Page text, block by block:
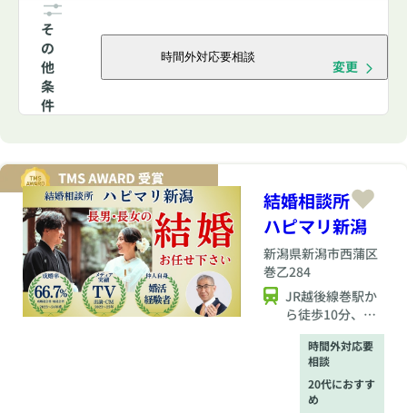
そ
の
他
条
件
時間外対応要相談
変更
結婚相談所
ハピマリ新潟
新潟県新潟市西蒲区
巻乙284
JR越後線巻駅か
ら徒歩10分、北
陸自動車道巻潟
東ICから車で15
時間外対応要
相談
20代におすす
め